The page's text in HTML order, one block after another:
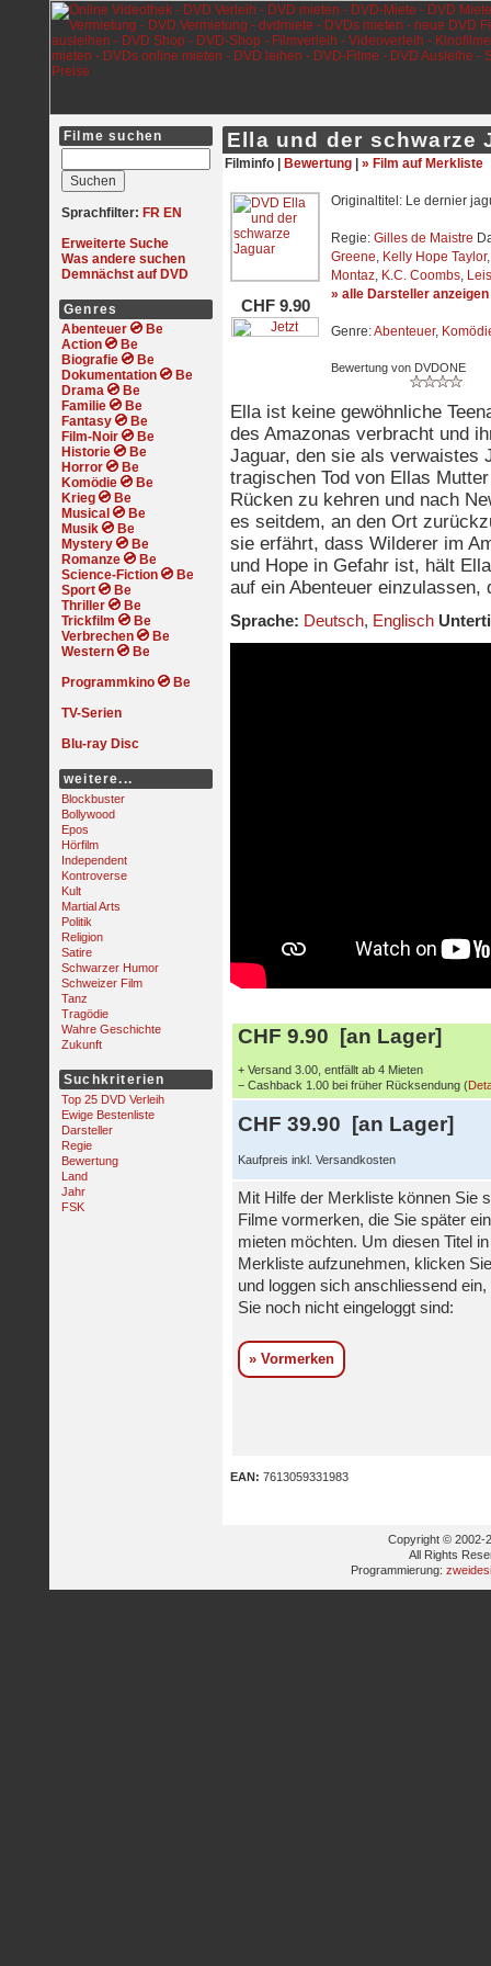
Filme suchen
Sprachfilter: FR EN
Erweiterte Suche
Was andere suchen
Demnächst auf DVD
Genres
Abenteuer
Action
Biografie
Dokumentation
Drama
Familie
Fantasy
Film-Noir
Historie
Horror
Komödie
Krieg
Musical
Musik
Mystery
Romanze
Science-Fiction
Sport
Thriller
Trickfilm
Verbrechen
Western
Programmkino
TV-Serien
Blu-ray Disc
weitere...
Blockbuster
Bollywood
Epos
Hörfilm
Independent
Kontroverse
Kult
Martial Arts
Politik
Religion
Satire
Schwarzer Humor
Schweizer Film
Tanz
Tragödie
Wahre Geschichte
Zukunft
Suchkriterien
Top 25 DVD Verleih
Ewige Bestenliste
Darsteller
Regie
Bewertung
Land
Jahr
FSK
Ella und der schwarze
Filminfo | Bewertung » Film auf Merkliste
CHF 9.90
Originaltitel: Le dernier
Regie: Gilles de Maistre
Greene, Kelly Hope Taylor
Montaz, K.C. Coombs,
» alle Darsteller anzeigen
Genre:Abenteuer,
Bewertung von DVDONE
Ella ist keine gewöhnliche
des Amazonas verbracht und
Jaguar, den sie als verwaistes
tragischen Tod von Ellas
Rücken zu kehren und nach
es seitdem, an den Ort
sie erfährt, dass Wilderer im
und Hope in Gefahr ist, hält
auf ein Abenteuer
Sprache: Deutsch, Englisch
CHF 9.90 [an Lager]
+ Versand 3.00, entfällt ab 4 Mieten
− Cashback 1.00 bei früher Rücksendung (
CHF 39.90 [an Lager]
Kaufpreis inkl. Versandkosten
Mit Hilfe der Merkliste können Sie
Filme vormerken, die Sie später
mieten möchten. Um diesen Titel
Merkliste aufzunehmen, klicken
und loggen sich anschliessend ein,
Sie noch nicht eingeloggt sind:
» Vormerken
EAN: 7613059331983
Copyright © 2002-
All Rights
Programmierung: